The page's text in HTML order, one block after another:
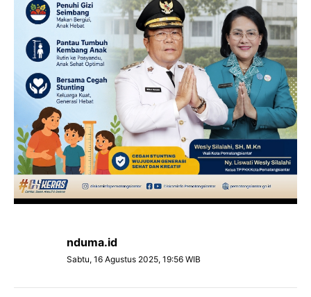
nduma.id
Sabtu, 16 Agustus 2025, 19:56 WIB